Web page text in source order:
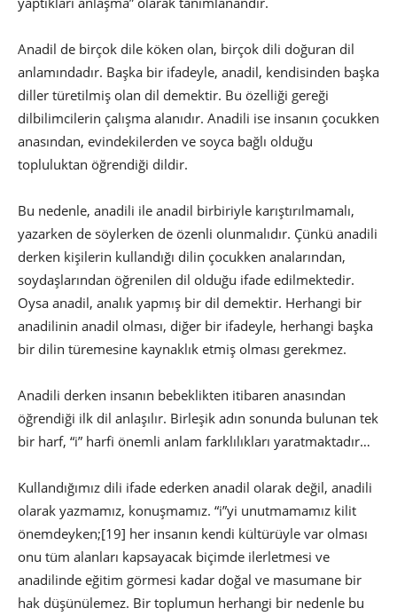
Anadil de birçok dile köken olan, birçok dili doğuran dil
anlamındadır. Başka bir ifadeyle, anadil, kendisinden başka
diller türetilmiş olan dil demektir. Bu özelliği gereği
dilbilimcilerin çalışma alanıdır. Anadili ise insanın çocukken
anasından, evindekilerden ve soyca bağlı olduğu
topluluktan öğrendiği dildir.
Bu nedenle, anadili ile anadil birbiriyle karıştırılmamalı,
yazarken de söylerken de özenli olunmalıdır. Çünkü anadili
derken kişilerin kullandığı dilin çocukken analarından,
soydaşlarından öğrenilen dil olduğu ifade edilmektedir.
Oysa anadil, analık yapmış bir dil demektir. Herhangi bir
anadilinin anadil olması, diğer bir ifadeyle, herhangi başka
bir dilin türemesine kaynaklık etmiş olması gerekmez.
Anadili derken insanın bebeklikten itibaren anasından
öğrendiği ilk dil anlaşılır. Birleşik adın sonunda bulunan tek
bir harf, “i” harfi önemli anlam farklılıkları yaratmaktadır…
Kullandığımız dili ifade ederken anadil olarak değil, anadili
olarak yazmamız, konuşmamız. “i”yi unutmamamız kilit
önemdeyken;[19] her insanın kendi kültürüyle var olması
onu tüm alanları kapsayacak biçimde ilerletmesi ve
anadilinde eğitim görmesi kadar doğal ve masumane bir
hak düşünülemez. Bir toplumun herhangi bir nedenle bu